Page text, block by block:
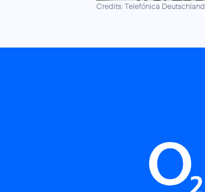
Credits: Telefónica Deutschland